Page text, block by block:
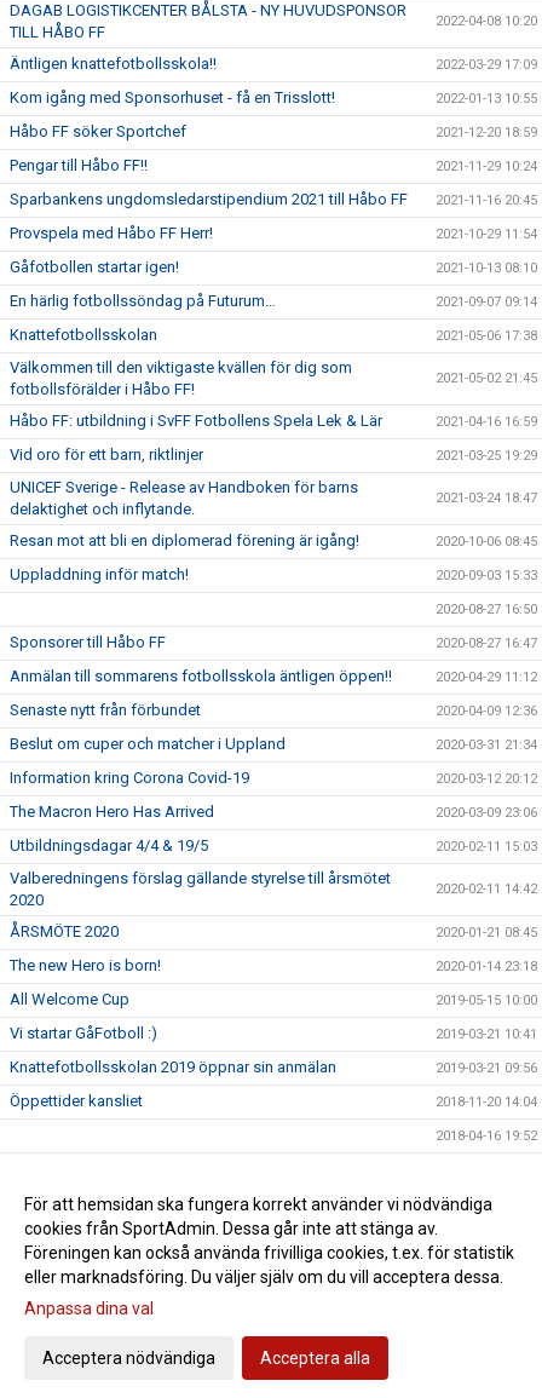
DAGAB LOGISTIKCENTER BÅLSTA - NY HUVUDSPONSOR
TILL HÅBO FF
2022-04-08 10:20
Äntligen knattefotbollsskola!! 2022-03-29 17:09
Kom igång med Sponsorhuset - få en Trisslott! 2022-01-13 10:55
Håbo FF söker Sportchef 2021-12-20 18:59
Pengar till Håbo FF!! 2021-11-29 10:24
Sparbankens ungdomsledarstipendium 2021 till Håbo FF 2021-11-16 20:45
Provspela med Håbo FF Herr! 2021-10-29 11:54
Gåfotbollen startar igen! 2021-10-13 08:10
En härlig fotbollssöndag på Futurum… 2021-09-07 09:14
Knattefotbollsskolan 2021-05-06 17:38
Välkommen till den viktigaste kvällen för dig som
fotbollsförälder i Håbo FF!
2021-05-02 21:45
Håbo FF: utbildning i SvFF Fotbollens Spela Lek & Lär 2021-04-16 16:59
Vid oro för ett barn, riktlinjer 2021-03-25 19:29
UNICEF Sverige - Release av Handboken för barns
delaktighet och inflytande.
2021-03-24 18:47
Resan mot att bli en diplomerad förening är igång! 2020-10-06 08:45
Uppladdning inför match! 2020-09-03 15:33
2020-08-27 16:50
Sponsorer till Håbo FF 2020-08-27 16:47
Anmälan till sommarens fotbollsskola äntligen öppen!! 2020-04-29 11:12
Senaste nytt från förbundet 2020-04-09 12:36
Beslut om cuper och matcher i Uppland 2020-03-31 21:34
Information kring Corona Covid-19 2020-03-12 20:12
The Macron Hero Has Arrived 2020-03-09 23:06
Utbildningsdagar 4/4 & 19/5 2020-02-11 15:03
Valberedningens förslag gällande styrelse till årsmötet
2020
2020-02-11 14:42
ÅRSMÖTE 2020 2020-01-21 08:45
The new Hero is born! 2020-01-14 23:18
All Welcome Cup 2019-05-15 10:00
Vi startar GåFotboll :) 2019-03-21 10:41
Knattefotbollsskolan 2019 öppnar sin anmälan 2019-03-21 09:56
Öppettider kansliet 2018-11-20 14:04
2018-04-16 19:52
Sparbankens stipendier 2018-01-03 16:11
IdrottOnline 2017-12-28 10:45
Gå till Webbversion
För att hemsidan ska fungera korrekt använder vi nödvändiga
cookies från SportAdmin. Dessa går inte att stänga av.
Föreningen kan också använda frivilliga cookies, t.ex. för statistik
eller marknadsföring. Du väljer själv om du vill acceptera dessa.
Anpassa dina val
Acceptera nödvändiga Acceptera alla